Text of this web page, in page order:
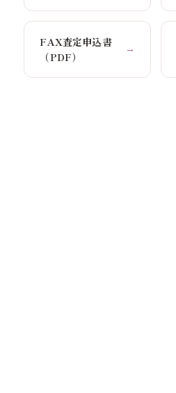
FAX査定申込書
（PDF）
→